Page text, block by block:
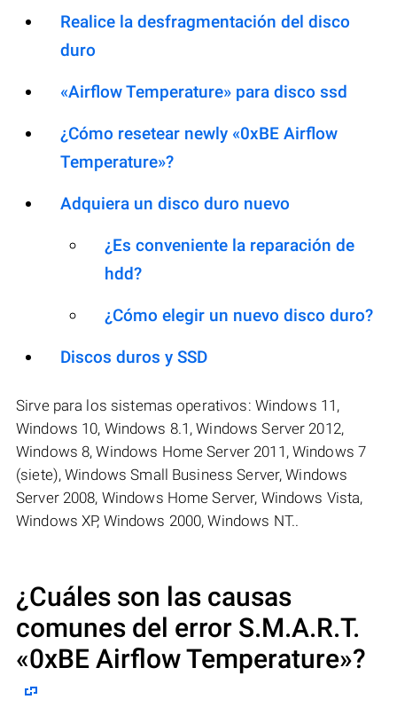
Realice la desfragmentación del disco
duro
«Airflow Temperature» para disco ssd
¿Cómo resetear newly «0xBE Airflow
Temperature»?
Adquiera un disco duro nuevo
¿Es conveniente la reparación de
hdd?
¿Cómo elegir un nuevo disco duro?
Discos duros y SSD
Sirve para los sistemas operativos: Windows 11,
Windows 10, Windows 8.1, Windows Server 2012,
Windows 8, Windows Home Server 2011, Windows 7
(siete), Windows Small Business Server, Windows
Server 2008, Windows Home Server, Windows Vista,
Windows XP, Windows 2000, Windows NT..
¿Cuáles son las causas
comunes del error S.M.A.R.T.
«0xBE Airflow Temperature»?